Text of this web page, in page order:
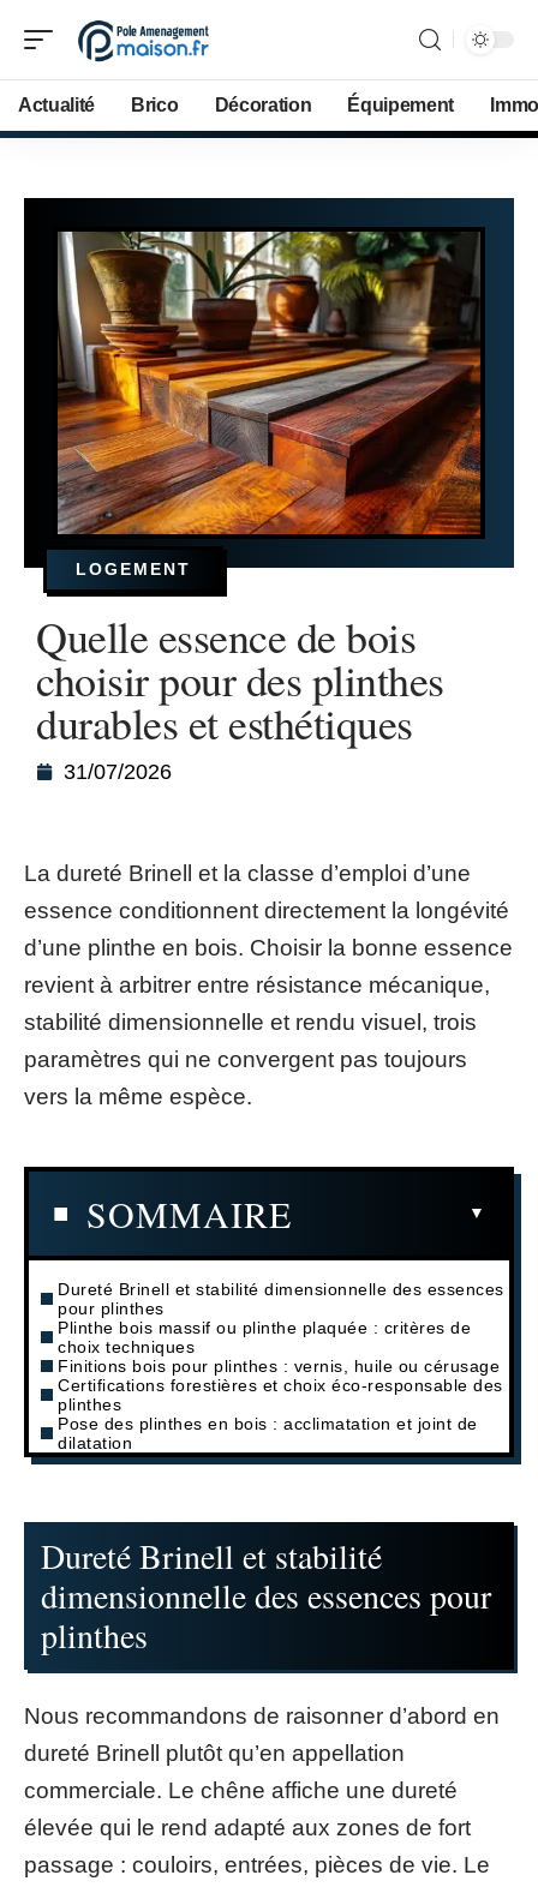
Actualité Brico Décoration Équipement
LOGEMENT
Quelle essence de bois
choisir pour des plinthes
durables et esthétiques
31/07/2026
La dureté Brinell et la classe d’emploi d’une
essence conditionnent directement la longévité
d’une plinthe en bois. Choisir la bonne essence
revient à arbitrer entre résistance mécanique,
stabilité dimensionnelle et rendu visuel, trois
paramètres qui ne convergent pas toujours
vers la même espèce.
SOMMAIRE
Dureté Brinell et stabilité dimensionnelle des essences
pour plinthes
Plinthe bois massif ou plinthe plaquée : critères de
choix techniques
Finitions bois pour plinthes : vernis, huile ou cérusage
Certifications forestières et choix éco-responsable des
plinthes
Pose des plinthes en bois : acclimatation et joint de
dilatation
Dureté Brinell et stabilité
dimensionnelle des essences pour
plinthes
Nous recommandons de raisonner d’abord en
dureté Brinell plutôt qu’en appellation
commerciale. Le chêne affiche une dureté
élevée qui le rend adapté aux zones de fort
passage : couloirs, entrées, pièces de vie. Le